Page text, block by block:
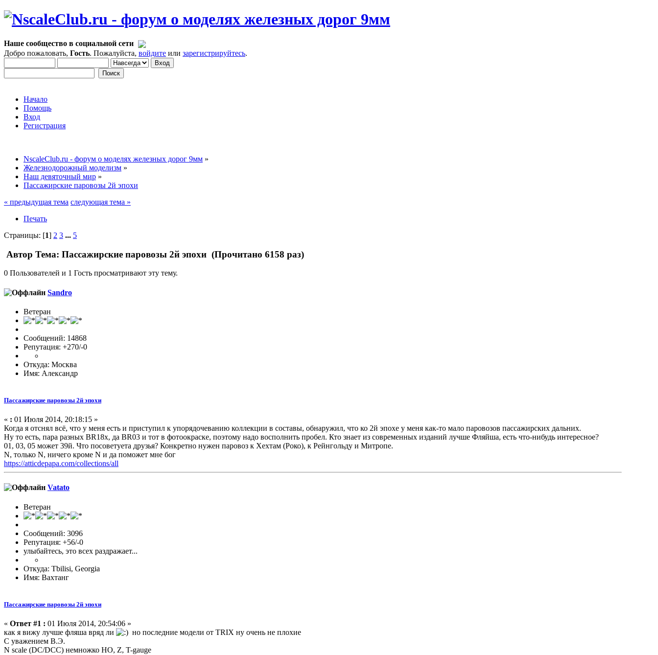
Наше сообщество в социальной сети
Добро пожаловать, Гость. Пожалуйста, войдите или зарегистрируйтесь.
Начало
Помощь
Вход
Регистрация
NscaleClub.ru - форум о моделях железных дорог 9мм »
Железнодорожный моделизм »
Наш девяточный мир »
Пассажирские паровозы 2й эпохи
« предыдущая тема следующая тема »
Печать
Страницы: [1] 2 3 ... 5
Автор Тема: Пассажирские паровозы 2й эпохи (Прочитано 6158 раз)
0 Пользователей и 1 Гость просматривают эту тему.
Sandro
Ветеран
Сообщений: 14868
Репутация: +270/-0
Откуда: Москва
Имя: Александр
Пассажирские паровозы 2й эпохи
« : 01 Июля 2014, 20:18:15 »
Когда я отснял всё, что у меня есть и приступил к упорядочеванию коллекции в составы, обнаружил, что ко 2й эпохе у меня как-то мало паровозов пассажирских дальних.
Ну то есть, пара разных BR18х, да BR03 и тот в фотоокраске, поэтому надо восполнить пробел. Кто знает из современных изданий лучше Фляйша, есть что-нибудь интересное?
01, 03, 05 может 39й. Что посоветуета друзья? Конкретно нужен паровоз к Хехтам (Роко), к Рейнгольду и Митропе.
N, только N, ничего кроме N и да поможет мне бог
https://atticdepapa.com/collections/all
Vatato
Ветеран
Сообщений: 3096
Репутация: +56/-0
улыбайтесь, это всех раздражает...
Откуда: Tbilisi, Georgia
Имя: Вахтанг
Пассажирские паровозы 2й эпохи
« Ответ #1 : 01 Июля 2014, 20:54:06 »
как я вижу лучше фляша вряд ли
но последние модели от TRIX ну очень не плохие
С уважением В.Э.
N scale (DC/DCC) немножко HO, Z, T-gauge